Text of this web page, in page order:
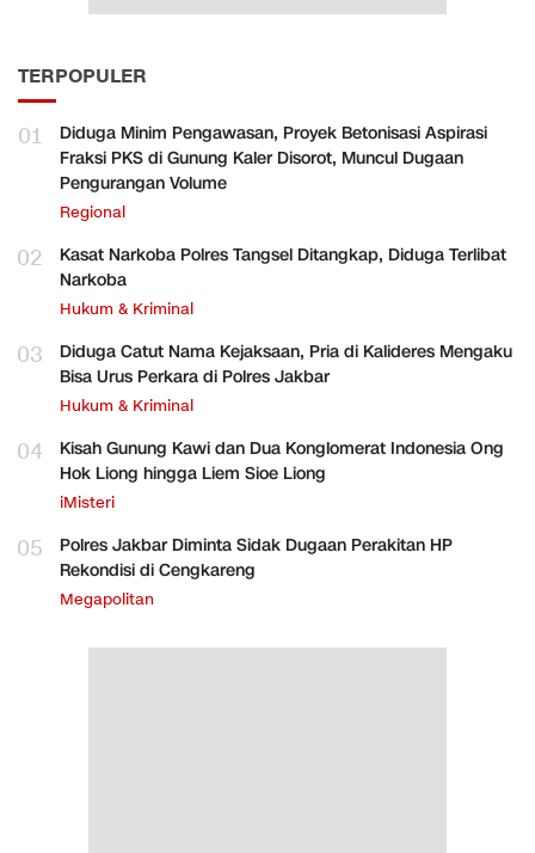
TERPOPULER
01
Diduga Minim Pengawasan, Proyek Betonisasi Aspirasi
Fraksi PKS di Gunung Kaler Disorot, Muncul Dugaan
Pengurangan Volume
Regional
02
Kasat Narkoba Polres Tangsel Ditangkap, Diduga Terlibat
Narkoba
Hukum & Kriminal
03
Diduga Catut Nama Kejaksaan, Pria di Kalideres Mengaku
Bisa Urus Perkara di Polres Jakbar
Hukum & Kriminal
04
Kisah Gunung Kawi dan Dua Konglomerat Indonesia Ong
Hok Liong hingga Liem Sioe Liong
iMisteri
05
Polres Jakbar Diminta Sidak Dugaan Perakitan HP
Rekondisi di Cengkareng
Megapolitan